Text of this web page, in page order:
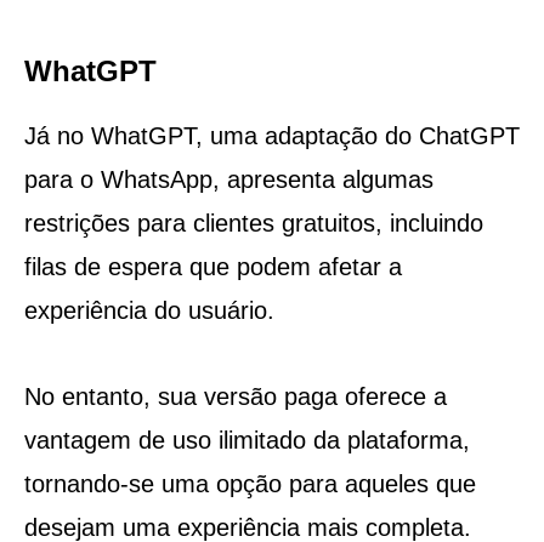
WhatGPT
Já no WhatGPT, uma adaptação do ChatGPT
para o WhatsApp, apresenta algumas
restrições para clientes gratuitos, incluindo
filas de espera que podem afetar a
experiência do usuário.
No entanto, sua versão paga oferece a
vantagem de uso ilimitado da plataforma,
tornando-se uma opção para aqueles que
desejam uma experiência mais completa.